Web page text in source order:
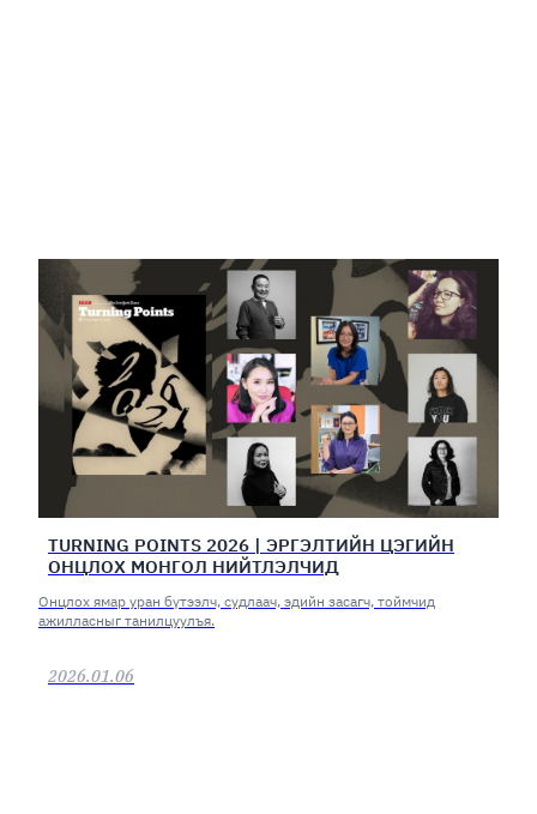
TURNING POINTS 2026 | ЭРГЭЛТИЙН ЦЭГИЙН
ОНЦЛОХ МОНГОЛ НИЙТЛЭЛЧИД
Онцлох ямар уран бүтээлч, судлаач, эдийн засагч, тоймчид
ажилласныг танилцуулъя.
2026.01.06